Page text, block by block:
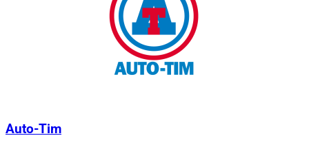
Auto-Tim